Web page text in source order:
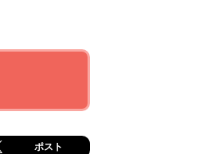
ポスト